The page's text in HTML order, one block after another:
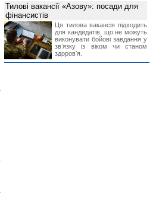
Тилові вакансії «Азову»: посади для
фінансистів
Ця тилова вакансія підходить
для кандидатів, що не можуть
виконувати бойові завдання у
звʼязку із віком чи станом
здоровʼя.